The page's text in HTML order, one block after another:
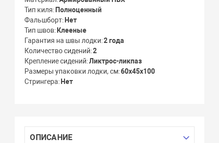
Тип киля Полноценный
Фальшборт Нет
Тип швов Клееные
Гарантия на швы лодки 2 года
Количество сидений 2
Крепление сидений Ликтрос-ликпаз
Размеры упаковки лодки, см 60х45х100
Стрингера Нет
ОПИСАНИЕ